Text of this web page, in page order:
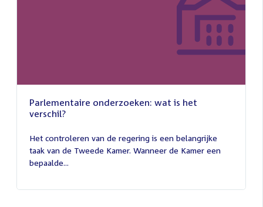
Parlementaire onderzoeken: wat is het
verschil?
juli
2026
Het controleren van de regering is een belangrijke
taak van de Tweede Kamer. Wanneer de Kamer een
bepaalde...